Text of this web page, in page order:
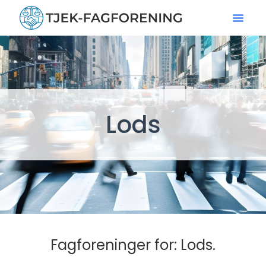
Lods
Fagforeninger for: Lods.